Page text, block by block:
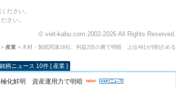
ださい。
さい。
© viet-kabu.com 2002-2026 All Rights Reserved.
> 産業 > 木材・製紙関連16社、利益2倍の裏で明暗 上位4社が9割占める
柄ニュース 10件 [ 産業 ]
化鮮明 資産運用力で明暗